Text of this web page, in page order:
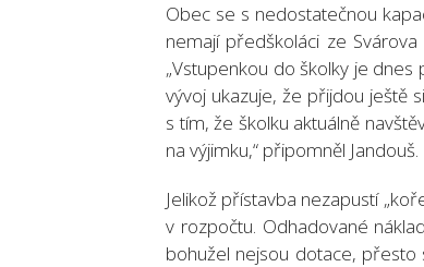
Obec se s nedostatečnou
nemají předškoláci ze
„Vstupenkou do školky je
vývoj ukazuje, že přijdou ještě
s tím, že školku aktuálně
na výjimku,“ připomněl Jandouš.
Jelikož přístavba nezapustí
v rozpočtu. Odhadované
bohužel nejsou dotace, přesto